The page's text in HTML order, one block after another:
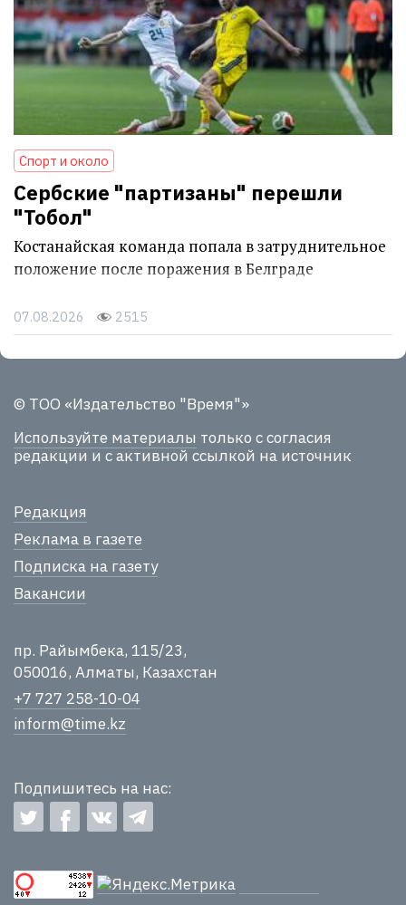
Спорт и около
Сербские "партизаны" перешли
"Тобол"
Костанайская команда попала в затруднительное
положение после поражения в Белграде
07.08.2026 2515
© ТОО «Издательство "Время"»
Используйте материалы только с согласия
редакции и с активной ссылкой на источник
Редакция
Реклама в газете
Подписка на газету
Вакансии
пр. Райымбека, 115/23,
050016, Алматы, Казахстан
+7 727 258-10-04
inform@time.kz
Подпишитесь на нас: